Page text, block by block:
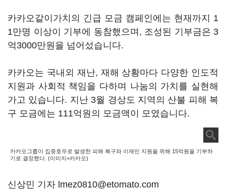
카카오같이가치의 긴급 모금 캠페인에는 현재까지 1
1만명 이상이 기부에 동참했으며, 조성된 기부금은 3
억3000만원을 넘어섰습니다.
카카오는 국내외 재난, 재해 상황마다 다양한 인도적
지원과 사회적 책임을 다하며 나눔의 가치를 실현해
가고 있습니다. 지난 3월 경상도 지역의 산불 피해 복
구 모금에는 111억원의 모금액이 모였습니다.
카카오그룹이 집중호우로 발생한 피해 복구와 이재민 지원을 위해 15억원을 기부하
기로 결정했다. (이미지=카카오)
신상민 기자 lmez0810@etomato.com